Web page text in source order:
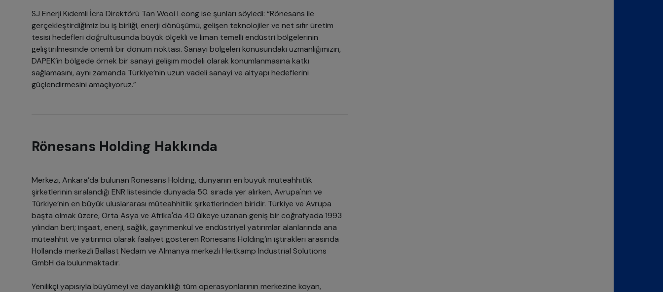
SJ Enerji Kıdemli İcra Direktörü Tan Wooi Leong ise şunları söyledi: “Rönesans ile
gerçekleştirdiğimiz bu iş birliği, enerji dönüşümü, gelişen teknolojiler ve net sıfır üretim
tesisi hedefleri doğrultusunda büyük ölçekli ve liman temelli endüstri bölgelerinin
geliştirilmesinde önemli bir dönüm noktası. Sanayi bölgeleri konusundaki uzmanlığımızın,
DAPEK’in bölgede örnek bir sanayi gelişim modeli olarak konumlanmasına katkı
sağlamasını, aynı zamanda Türkiye’nin uzun vadeli sanayi ve altyapı hedeflerini
güçlendirmesini amaçlıyoruz.”
Rönesans Holding Hakkında
Merkezi, Ankara’da bulunan Rönesans Holding, dünyanın en büyük müteahhitlik
şirketlerinin sıralandığı ENR listesinde dünyada 50. sırada yer alırken, Avrupa'nın ve
Türkiye’nin en büyük uluslararası müteahhitlik şirketlerinden biridir. Türkiye ve Avrupa
başta olmak üzere, Orta Asya ve Afrika'da 40 ülkeye uzanan geniş bir coğrafyada 1993
yılından beri; inşaat, enerji, sağlık, gayrimenkul ve endüstriyel yatırımlar alanlarında ana
müteahhit ve yatırımcı olarak faaliyet gösteren Rönesans Holding’in iştirakleri arasında
Hollanda merkezli Ballast Nedam ve Almanya merkezli Heitkamp Industrial Solutions
GmbH da bulunmaktadır.
Yenilikçi yapısıyla büyümeyi ve dayanıklılığı tüm operasyonlarının merkezine koyan,